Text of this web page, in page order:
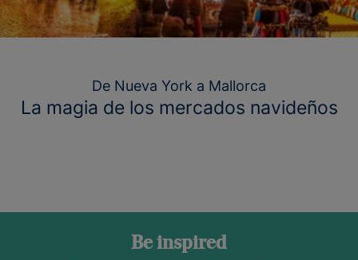
De Nueva York a Mallorca
La magia de los mercados navideños
Be inspired